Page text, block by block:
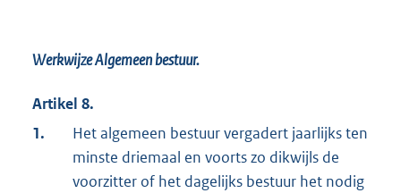
Werkwijze Algemeen bestuur.
Artikel 8.
1.
Het algemeen bestuur vergadert jaarlijks ten
minste driemaal en voorts zo dikwijls de
voorzitter of het dagelijks bestuur het nodig